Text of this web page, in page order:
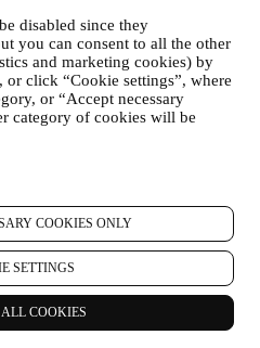
disabled since they
you can consent to all the other
and marketing cookies) by
click “Cookie settings”, where
or “Accept necessary
category of cookies will be
COOKIES ONLY
SETTINGS
COOKIES
“cookies” (voor informatie over
door middel van cookies, zie
van onze diensten en
analyse; in de meeste
identificeren aan de hand
vragen of interacties met
chats, berichten op sociale
verzameld wanneer u de
identificeerbare
beschermd en u hebt de
hieronder worden uitgelegd.
voor de e-commercediensten die